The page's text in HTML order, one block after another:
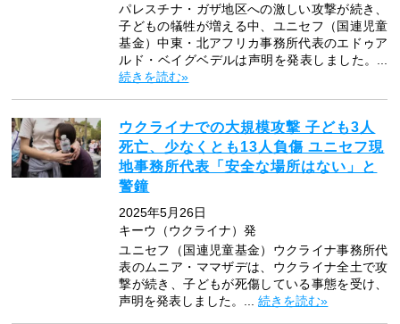
パレスチナ・ガザ地区への激しい攻撃が続き、
子どもの犠牲が増える中、ユニセフ（国連児童
基金）中東・北アフリカ事務所代表のエドゥア
ルド・ベイグベデルは声明を発表しました。...
続きを読む»
ウクライナでの大規模攻撃 子ども3人
死亡、少なくとも13人負傷 ユニセフ現
地事務所代表「安全な場所はない」と
警鐘
2025年5月26日
キーウ（ウクライナ）発
ユニセフ（国連児童基金）ウクライナ事務所代
表のムニア・ママザデは、ウクライナ全土で攻
撃が続き、子どもが死傷している事態を受け、
声明を発表しました。...続きを読む»